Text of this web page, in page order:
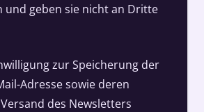
und geben sie nicht an Dritte
zur Speicherung der
Adresse sowie deren
des Newsletters